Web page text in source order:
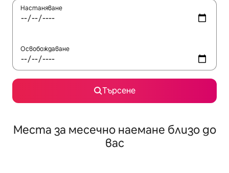
Настаняване
Освобождаване
Търсене
Места за месечно наемане близо до
вас